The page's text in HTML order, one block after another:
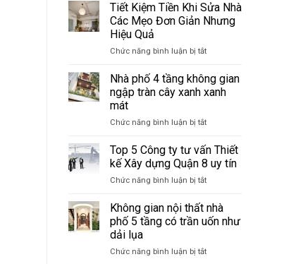
Tiết Kiệm Tiền Khi Sửa Nhà
Các Mẹo Đơn Giản Nhưng
Hiệu Quả
Chức năng bình luận bị tắtở
Kiệm
Tiền
Nhà
Mẹo
Đơn
Giản
Nhưng
Quả
Nhà phố 4 tầng không gian
ngập tràn cây xanh xanh
mát
Chức năng bình luận bị tắtở
phố
4
tầng
không
ngập
tràn
xanh
Top 5 Công ty tư vấn Thiết
kế Xây dựng Quận 8 uy tín
Chức năng bình luận bị tắtở
5
Công
ty
vấn
Không gian nội thất nhà
phố 5 tầng có trần uốn như
dải lụa
Chức năng bình luận bị tắtở